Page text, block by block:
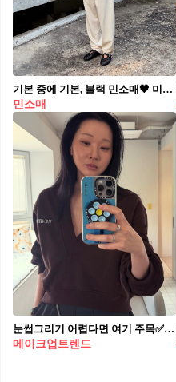
기본 중에 기본, 블랙 민소매🖤 미녀가 블랙 슬리브리스를 입고 등장하면 얼마나 예쁘게요🤗
민소매
눈썹그리기 어렵다면 여기 주목✅ 눈썹만 바꿔도 얼굴이 달라진다👀✨ 밝은 눈썹 컬러가 대세야 자연스럽고 소프트한 브로우 트렌드가 계속되고 있습니다. 브로우 트렌드의 핵심은 헤어 컬러보다 밝은 눈썹 컬러에서 시작됩니다. 헤어 컬러보다 브로우 톤을 한 단계 밝게 조정하거나 탈색한 헤어와 비슷한 톤으로 연출하면 인상이 한층 부드러워지고, 세련된 메이크업을 완성할 수 있습니다. 눈썹을 탈색하지 않아도 밝게 연출할 수 있는 브로우 마스카라가 다양한 브랜드에서 출시되고 있습니다. 여기에 투명 브로우 픽서를 더해 결을 살려주면 손질하지 않은 듯 자연스러우면서도 정돈된 느낌이 살아납니다. 최근에는 눈썹 모양 자체도 얇고 가볍게 변하고 있습니다. 눈썹 밀도를 줄인 뒤, 밝은 톤의 브로우 카라를 활용하면 얼굴이 맑고 깨끗해 보입니다. 눈썹 하나로 전체적인 인상이 한층 여유로워지며 동시에 트렌디한 무드로 완성됩니다.
메이크업트렌드